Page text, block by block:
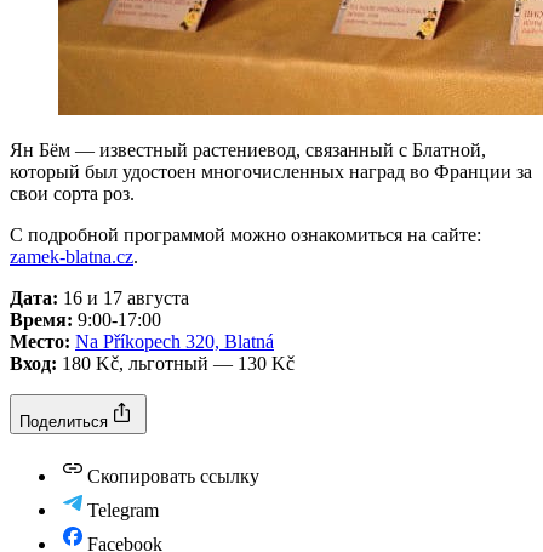
Ян Бём — известный растениевод, связанный с Блатной,
который был удостоен многочисленных наград во Франции за
свои сорта роз.
С подробной программой можно ознакомиться на сайте:
zamek-blatna.cz.
Дата: 16 и 17 августа
Время: 9:00-17:00
Место: Na Příkopech 320, Blatná
Вход: 180 Kč, льготный — 130 Kč
Поделиться
Скопировать ссылку
Telegram
Facebook